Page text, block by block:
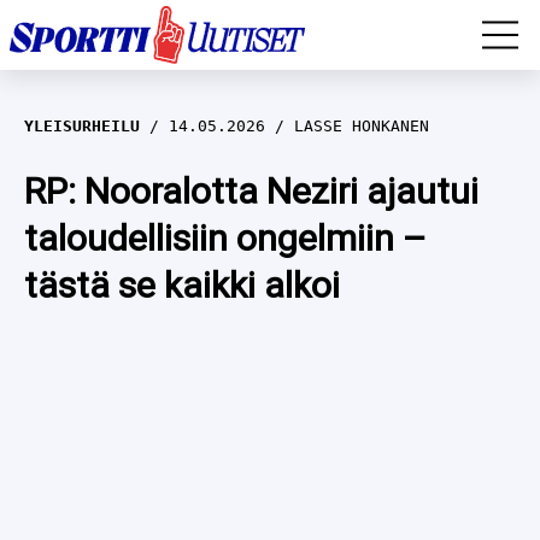
EM-YLEISURHEILU
JÄÄKIEKKO
YLEISURHEILU
WILMA HELTELÄ
TALVILAJIT
YLEISURHEILU 14.05.2026 LASSE HONKANEN
RP: Nooralotta Neziri ajautui
taloudellisiin ongelmiin –
tästä se kaikki alkoi